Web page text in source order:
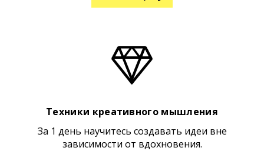
Техники креативного мышления
За 1 день научитесь создавать идеи вне
зависимости от вдохновения.